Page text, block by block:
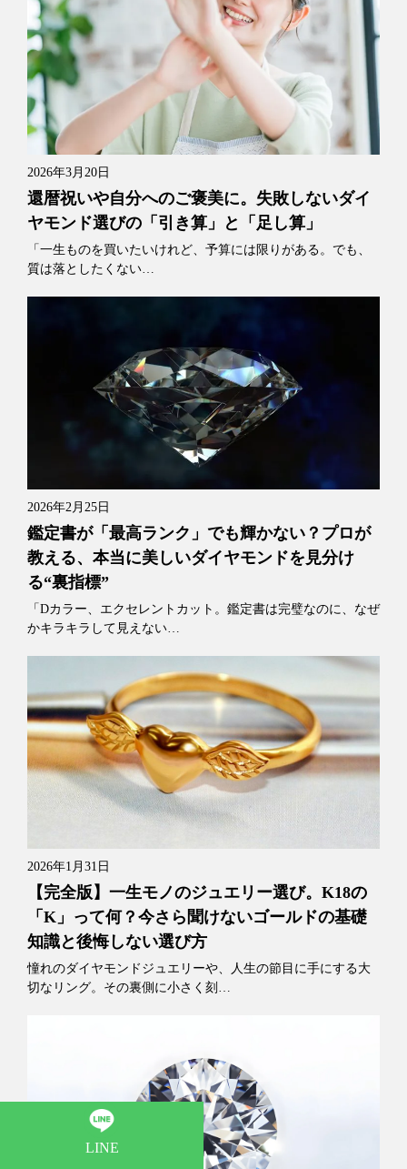
2026年3月20日
還暦祝いや自分へのご褒美に。失敗しないダイ
ヤモンド選びの「引き算」と「足し算」
「一生ものを買いたいけれど、予算には限りがある。でも、
質は落としたくない…
2026年2月25日
鑑定書が「最高ランク」でも輝かない？プロが
教える、本当に美しいダイヤモンドを見分け
る“裏指標”
「Dカラー、エクセレントカット。鑑定書は完璧なのに、なぜ
かキラキラして見えない…
2026年1月31日
【完全版】一生モノのジュエリー選び。K18の
「K」って何？今さら聞けないゴールドの基礎
知識と後悔しない選び方
憧れのダイヤモンドジュエリーや、人生の節目に手にする大
切なリング。その裏側に小さく刻…
LINE